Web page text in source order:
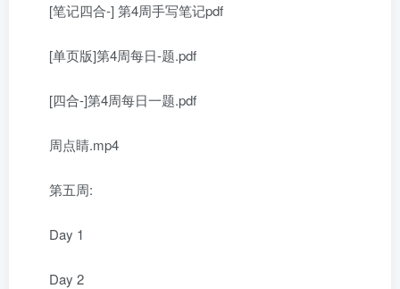
[笔记四合-] 第4周手写笔记pdf
[单页版]第4周每日-题.pdf
[四合-]第4周每日一题.pdf
周点睛.mp4
第五周:
Day 1
Day 2